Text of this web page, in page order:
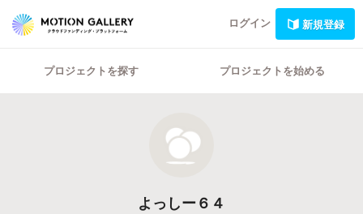
ログイン 新規登録
プロジェクトを探す プロジェクトを始める
よっしー６４